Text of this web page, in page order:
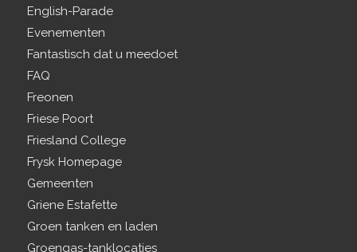
English-Parade
Evenementen
Fantastisch dat u meedoet
FAQ
Freonen
Friese Poort
Friesland College
Frysk Homepage
Gemeenten
Griene Estafette
Groen tanken en laden
Groengas-tanklocaties